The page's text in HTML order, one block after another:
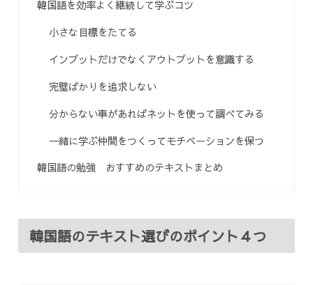
韓国語を効率よく継続して学ぶコツ
小さな目標をたてる
インプットだけでなくアウトプットを意識する
完璧ばかりを追求しない
分からない事があればネットを使って調べてみる
一緒に学ぶ仲間をつくってモチベーションを保つ
韓国語の勉強 おすすめのテキストまとめ
韓国語のテキスト選びのポイント４つ